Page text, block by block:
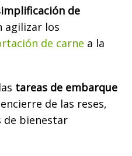
de
agilizar los
de carne a la
tareas de embarque
de las reses,
de bienestar